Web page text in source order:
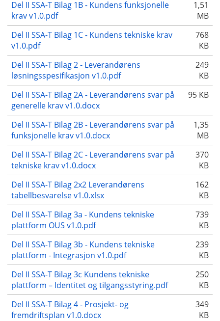
Del II SSA-T Bilag 1B - Kundens funksjonelle
krav v1.0.pdf
1,51
MB
Del II SSA-T Bilag 1C - Kundens tekniske krav
v1.0.pdf
768
KB
Del II SSA-T Bilag 2 - Leverandørens
løsningsspesifikasjon v1.0.pdf
249
KB
Del II SSA-T Bilag 2A - Leverandørens svar på
generelle krav v1.0.docx
95 KB
Del II SSA-T Bilag 2B - Leverandørens svar på
funksjonelle krav v1.0.docx
1,35
MB
Del II SSA-T Bilag 2C - Leverandørens svar på
tekniske krav v1.0.docx
370
KB
Del II SSA-T Bilag 2x2 Leverandørens
tabellbesvarelse v1.0.xlsx
162
KB
Del II SSA-T Bilag 3a - Kundens tekniske
plattform OUS v1.0.pdf
739
KB
Del II SSA-T Bilag 3b - Kundens tekniske
plattform - Integrasjon v1.0.pdf
239
KB
Del II SSA-T Bilag 3c Kundens tekniske
plattform – Identitet og tilgangsstyring.pdf
250
KB
Del II SSA-T Bilag 4 - Prosjekt- og
fremdriftsplan v1.0.docx
349
KB